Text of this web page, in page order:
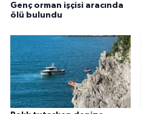
Genç orman işçisi aracında
ölü bulundu